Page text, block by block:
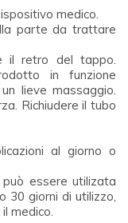
medico.
parte da trattare
il retro del tappo.
in funzione
lieve massaggio.
Richiudere il tubo
al giorno o
essere utilizata
30 giorni di utilizzo,
medico.